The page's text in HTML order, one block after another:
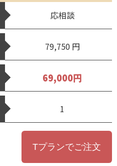
応相談
79,750 円
69,000円
1